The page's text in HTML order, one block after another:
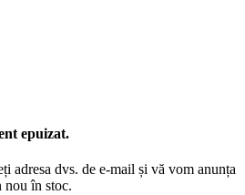
epuizat.
adresa dvs. de e-mail și vă vom anunța
nou în stoc.